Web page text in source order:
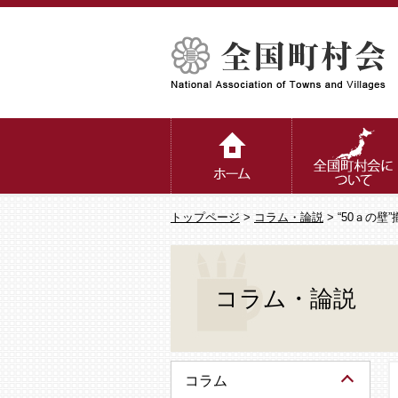
トップページ > コラム・論説 > “50ａの壁
コラム・論説
コラム